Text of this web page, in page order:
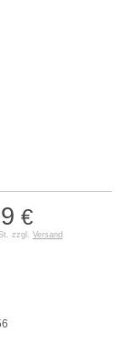
€
zzgl. Versand